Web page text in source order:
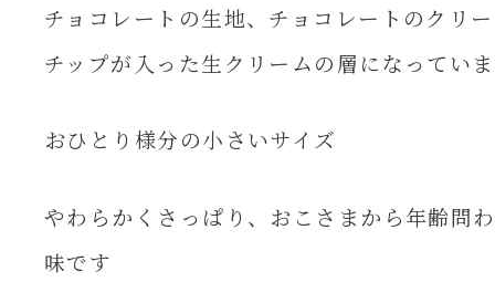
チョコレートの生地、チョコレートのクリ
チップが入った生クリームの層になってい
おひとり様分の小さいサイズ
やわらかくさっぱり、おこさまから年齢問
味です